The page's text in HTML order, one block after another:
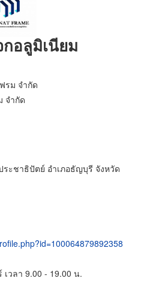
อลูมิเนียม
รม จำกัด
จำกัด
ะชาธิปัตย์ อำเภอธัญบุรี จังหวัด
วลา 9.00 - 19.00 น.